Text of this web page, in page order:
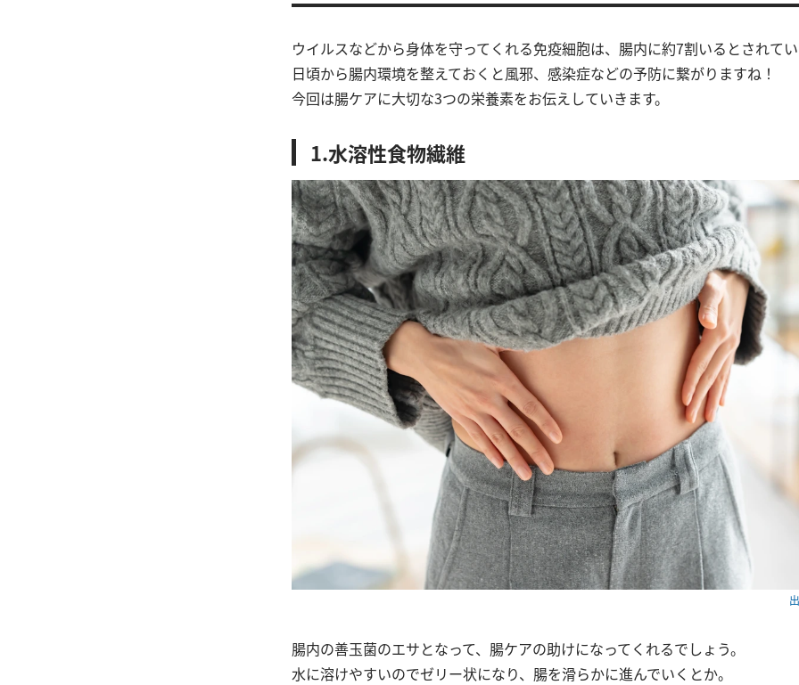
ウイルスなどから身体を守ってくれる免疫細胞は、腸内に約7割いるとされて
日頃から腸内環境を整えておくと風邪、感染症などの予防に繋がりますね！
今回は腸ケアに大切な3つの栄養素をお伝えしていきます。
1.水溶性食物繊維
腸内の善玉菌のエサとなって、腸ケアの助けになってくれるでしょう。
水に溶けやすいのでゼリー状になり、腸を滑らかに進んでいくとか。